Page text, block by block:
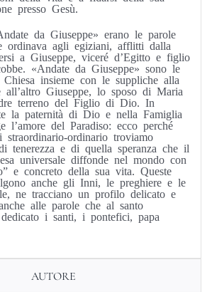
presso Gesù.
da Giuseppe» erano le parole
ordinava agli egiziani, afflitti dalla
a Giuseppe, viceré d’Egitto e figlio
«Andate da Giuseppe» sono le
insieme con le suppliche alla
all’altro Giuseppe, lo sposo di Maria
terreno del Figlio di Dio. In
la paternità di Dio e nella Famiglia
l’amore del Paradiso: ecco perché
ordinario troviamo
tenerezza e di quella speranza che il
universale diffonde nel mondo con
e concreto della sua vita. Queste
anche gli Inni, le preghiere e le
ne tracciano un profilo delicato e
alle parole che al santo
i santi, i pontefici, papa
AUTORE